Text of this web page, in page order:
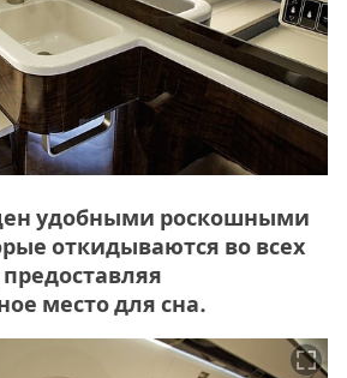
удобными роскошными
откидываются во всех
место для сна.